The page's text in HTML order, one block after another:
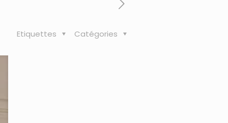
Catégories
Etiquettes